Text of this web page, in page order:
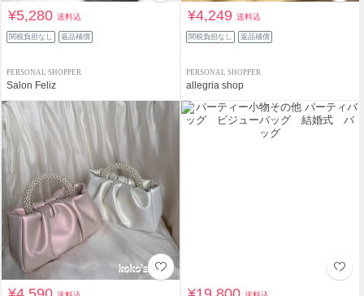
¥5,280送料込
関税負担なし 返品補償
PERSONAL SHOPPER
Salon Feliz
¥4,249送料込
関税負担なし 返品補償
PERSONAL SHOPPER
allegria shop